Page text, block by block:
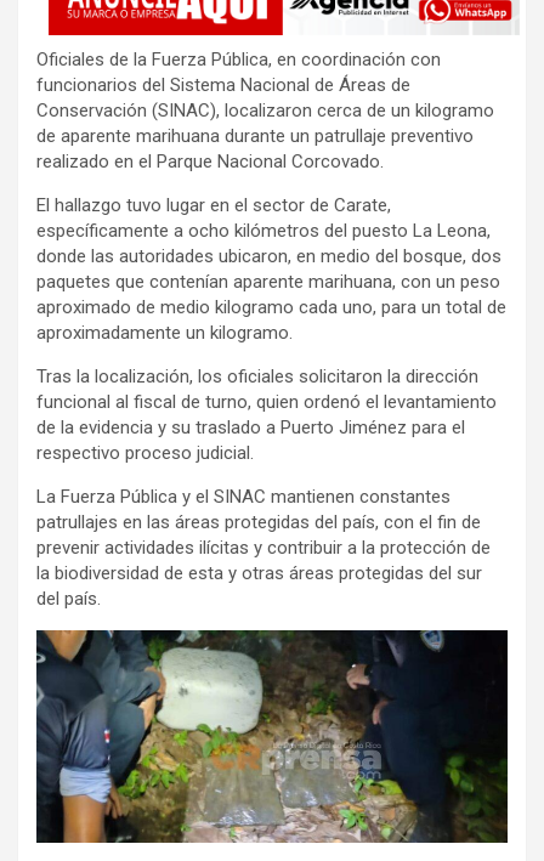
Oficiales de la Fuerza Pública, en coordinación con
funcionarios del Sistema Nacional de Áreas de
Conservación (SINAC), localizaron cerca de un kilogramo
de aparente marihuana durante un patrullaje preventivo
realizado en el Parque Nacional Corcovado.
El hallazgo tuvo lugar en el sector de Carate,
específicamente a ocho kilómetros del puesto La Leona,
donde las autoridades ubicaron, en medio del bosque, dos
paquetes que contenían aparente marihuana, con un peso
aproximado de medio kilogramo cada uno, para un total de
aproximadamente un kilogramo.
Tras la localización, los oficiales solicitaron la dirección
funcional al fiscal de turno, quien ordenó el levantamiento
de la evidencia y su traslado a Puerto Jiménez para el
respectivo proceso judicial.
La Fuerza Pública y el SINAC mantienen constantes
patrullajes en las áreas protegidas del país, con el fin de
prevenir actividades ilícitas y contribuir a la protección de
la biodiversidad de esta y otras áreas protegidas del sur
del país.